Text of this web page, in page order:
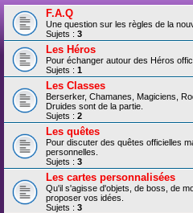
F.A.Q
Une question sur les règles de la
Sujets : 3
Les Héros
Pour échanger autour des Héros
Sujets : 1
Les Classes
Berserker, Chamanes, Magiciens,
Druides sont de la partie.
Sujets : 2
Les quêtes
Pour discuter des quêtes officielles
personnelles.
Sujets : 3
Les cartes personnalisées
Qu'il s'agisse d'objets, de boss, de
proposer vos idées.
Sujets : 3